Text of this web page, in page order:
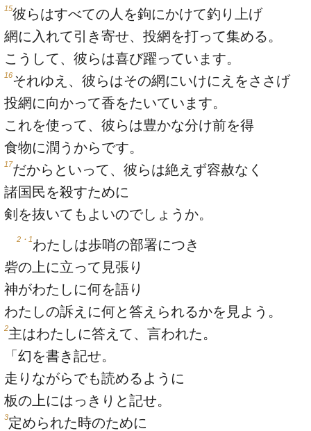
15彼らはすべての人を鉤にかけて釣り上げ
網に入れて引き寄せ、投網を打って集める。
こうして、彼らは喜び躍っています。
16それゆえ、彼らはその網にいけにえをささげ
投網に向かって香をたいています。
これを使って、彼らは豊かな分け前を得
食物に潤うからです。
17だからといって、彼らは絶えず容赦なく
諸国民を殺すために
剣を抜いてもよいのでしょうか。
2・1わたしは歩哨の部署につき
砦の上に立って見張り
神がわたしに何を語り
わたしの訴えに何と答えられるかを見よう。
2主はわたしに答えて、言われた。
「幻を書き記せ。
走りながらでも読めるように
板の上にはっきりと記せ。
3定められた時のために